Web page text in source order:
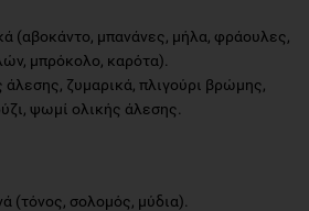
(αβοκάντο, μπανάνες, μήλα, φράουλες,
μπρόκολο, καρότα).
άλεσης, ζυμαρικά, πλιγούρι βρώμης,
ψωμί ολικής άλεσης.
(τόνος, σολομός, μύδια).